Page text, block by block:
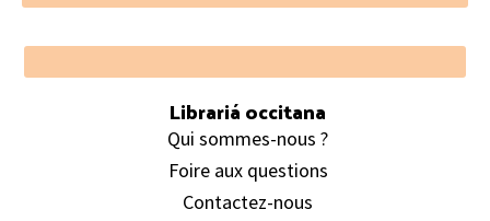
Footer
Librariá occitana
Qui sommes-nous ?
Foire aux questions
Contactez-nous